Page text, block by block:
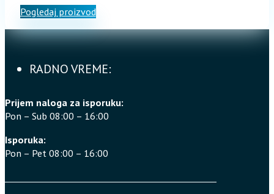
Pogledaj proizvod
RADNO VREME:
Prijem naloga za isporuku:
Pon – Sub 08:00 – 16:00
Isporuka:
Pon – Pet 08:00 – 16:00